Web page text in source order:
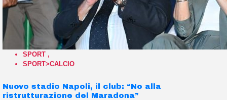
SPORT ,
SPORT>CALCIO
Nuovo stadio Napoli, il club: “No alla
ristrutturazione del Maradona”